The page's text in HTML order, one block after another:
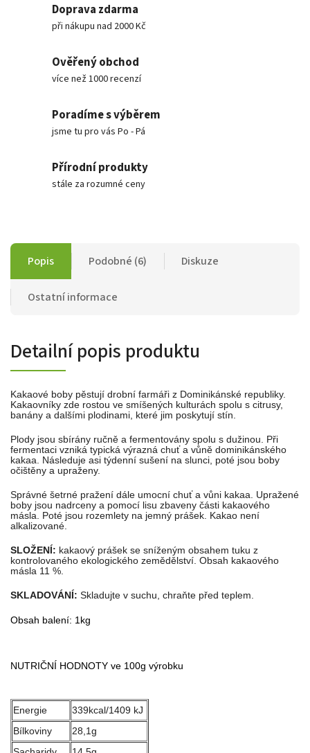
Doprava zdarma
při nákupu nad 2000 Kč
Ověřený obchod
více než 1000 recenzí
Poradíme s výběrem
jsme tu pro vás Po - Pá
Přírodní produkty
stále za rozumné ceny
Popis Podobné (6) Diskuze
Ostatní informace
Detailní popis produktu
Kakaové boby pěstují drobní farmáři z Dominikánské republiky.
Kakaovníky zde rostou ve smíšených kulturách spolu s citrusy,
banány a dalšími plodinami, které jim poskytují stín.
Plody jsou sbírány ručně a fermentovány spolu s dužinou. Při
fermentaci vzniká typická výrazná chuť a vůně dominikánského
kakaa. Následuje asi týdenní sušení na slunci, poté jsou boby
očištěny a upraženy.
Správné šetrné pražení dále umocní chuť a vůni kakaa. Upražené
boby jsou nadrceny a pomocí lisu zbaveny části kakaového
másla. Poté jsou rozemlety na jemný prášek. Kakao není
alkalizované.
SLOŽENÍ: kakaový prášek se sníženým obsahem tuku z
kontrolovaného ekologického zemědělství. Obsah kakaového
másla 11 %.
SKLADOVÁNÍ: Skladujte v suchu, chraňte před teplem.
Obsah balení: 1kg
NUTRIČNÍ HODNOTY ve 100g výrobku
Energie
339kcal/1409 kJ
Bílkoviny
28,1g